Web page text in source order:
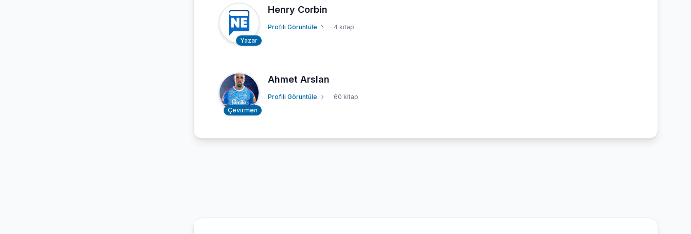
Yazar
Henry Corbin
Profili Görüntüle 4 kitap
Çevirmen
Ahmet Arslan
Profili Görüntüle 60 kitap